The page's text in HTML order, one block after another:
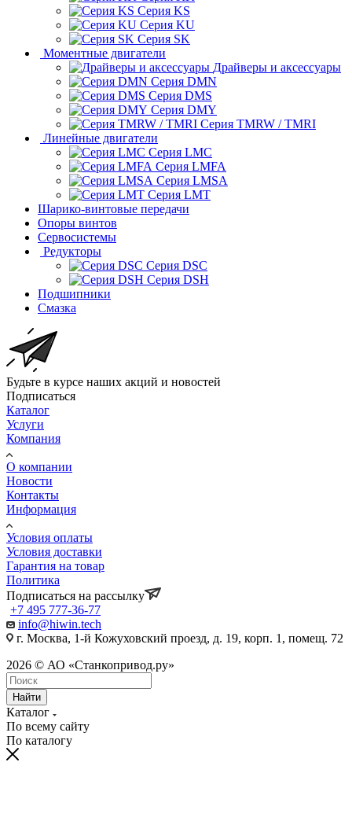
Серия KS
Серия KU
Серия SK
Моментные двигатели
Драйверы и аксессуары
Серия DMN
Серия DMS
Серия DMY
Серия TMRW / TMRI
Линейные двигатели
Серия LMC
Серия LMFA
Серия LMSA
Серия LMT
Шарико-винтовые передачи
Опоры винтов
Сервосистемы
Редукторы
Серия DSC
Серия DSH
Подшипники
Смазка
Будьте в курсе наших акций и новостей
Подписаться
Каталог
Услуги
Компания
О компании
Новости
Контакты
Информация
Условия оплаты
Условия доставки
Гарантия на товар
Политика
Подписаться на рассылку
+7 495 777-36-77
info@hiwin.tech
г. Москва, 1-й Кожуховский проезд, д. 19, корп. 1, помещ. 72
2026 © АО «Станкопривод.ру»
Найти
Каталог
По всему сайту
По каталогу